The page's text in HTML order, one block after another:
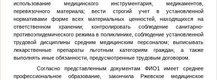
использование медицинского инструментария, медикаментов,
перевязочного материала; вести строгий учет в установленной
нормативами форме всех материальных ценностей, находящихся на
ответственном хранении; контролировать соблюдение санитарно-
противоэпидемического режима в поликлинике, соблюдение установленной
трудовой дисциплины средним медицинским персоналом; выписывать
лекарственные препараты льготным категориям граждан, а также
выполнять иные обязанности, предусмотренные трудовым договором.
Согласно представленным документам ФИО1
имеет среднее
профессиональное образование, закончила Ржевское медицинское